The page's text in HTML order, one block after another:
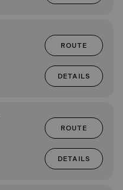
ROUTE
DETAILS
ROUTE
DETAILS